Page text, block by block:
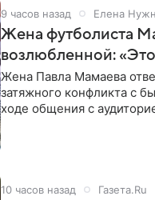
9 часов назад Елена
Жена футболиста
возлюбленной:
Жена Павла Мамаева
затяжного конфликта с
ходе общения с
10 часов назад Газета.Ru